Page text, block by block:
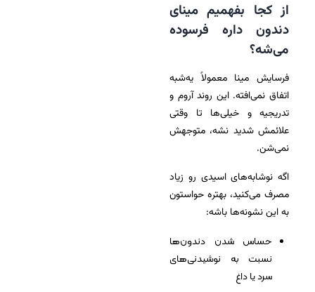
از کجا بفهمیم مینای
دندون داره فرسوده
می‌شه؟
فرسایش مینا معمولاً یه‌شبه
اتفاق نمی‌افته. این روند آروم و
تدریجیه و خیلی‌ها تا وقتی
علائمش شدید نشه، متوجهش
نمی‌شن.
اگه نوشابه‌های اسیدی رو زیاد
مصرف می‌کنید، بهتره حواستون
به این نشونه‌ها باشه:
حساس شدن دندون‌ها
نسبت به نوشیدنی‌های
سرد یا داغ